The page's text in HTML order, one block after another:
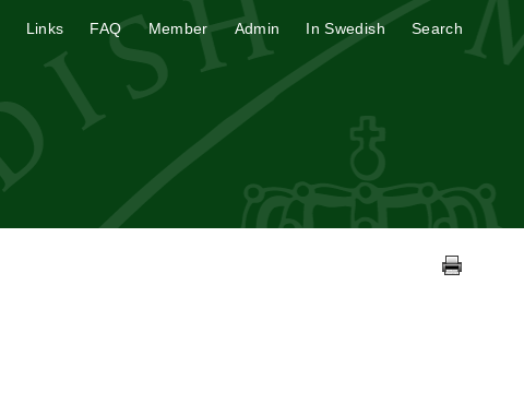
Links FAQ Member Admin In Swedish Search